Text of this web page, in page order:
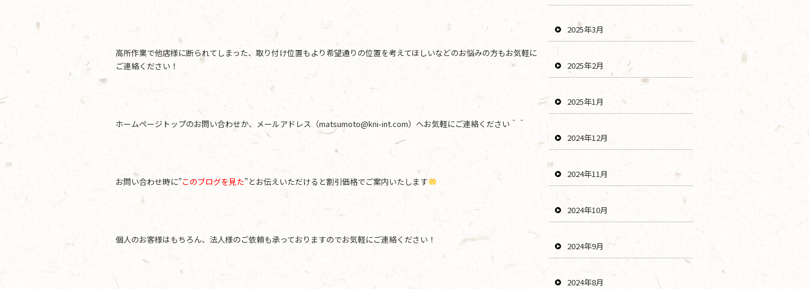
高所作業で他店様に断られてしまった、取り付け位置もより希望通りの位置を考えてほしいなどのお悩みの方もお気軽に
ご連絡ください！
ホームページトップのお問い合わせか、メールアドレス（matsumoto@kni-int.com）へお気軽にご連絡ください＾＾
お問い合わせ時に”このブログを見た”とお伝えいただけると割引価格でご案内いたします
個人のお客様はもちろん、法人様のご依頼も承っておりますのでお気軽にご連絡ください！
2025年3月
2025年2月
2025年1月
2024年12月
2024年11月
2024年10月
2024年9月
2024年8月